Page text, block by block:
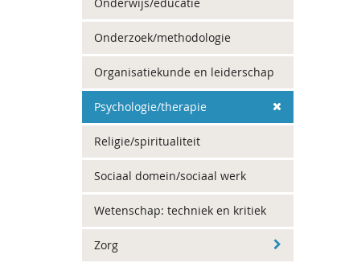
Onderzoek/methodologie
Organisatiekunde en leiderschap
Psychologie/therapie
Religie/spiritualiteit
Sociaal domein/sociaal werk
Wetenschap: techniek en kritiek
Zorg